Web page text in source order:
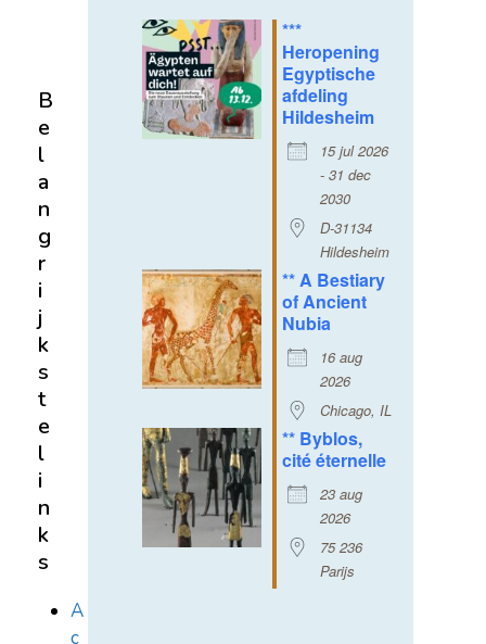
***
Heropening
Egyptische
afdeling
Hildesheim
15 jul 2026
- 31 dec
2030
D-31134
Hildesheim
** A Bestiary
of Ancient
Nubia
16 aug
2026
Chicago, IL
** Byblos,
cité éternelle
23 aug
2026
75 236
Parijs
B
e
l
a
n
g
r
i
j
k
s
t
e
l
i
n
k
s
A
c